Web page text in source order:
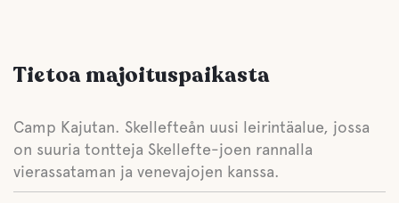
Tietoa majoituspaikasta
Camp Kajutan. Skellefteån uusi leirintäalue, jossa
on suuria tontteja Skellefte-joen rannalla
vierassataman ja venevajojen kanssa.